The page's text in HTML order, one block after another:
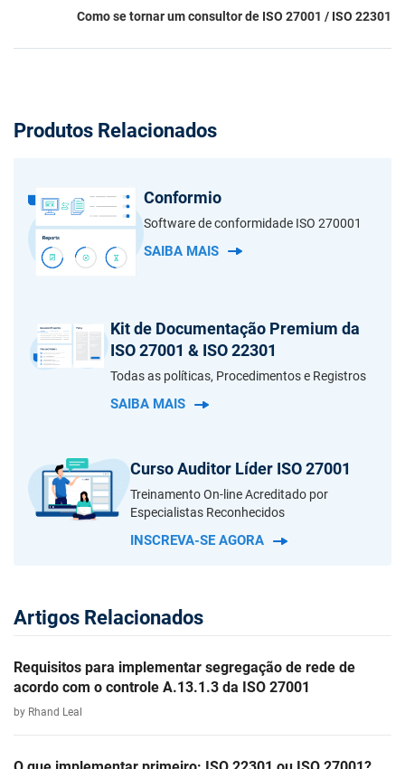
Como se tornar um consultor de ISO 27001 / ISO 22301
Produtos Relacionados
Conformio
Software de conformidade ISO 270001
SAIBA MAIS
Kit de Documentação Premium da
ISO 27001 & ISO 22301
Todas as políticas, Procedimentos e Registros
SAIBA MAIS
Curso Auditor Líder ISO 27001
Treinamento On-line Acreditado por
Especialistas Reconhecidos
INSCREVA-SE AGORA
Artigos Relacionados
Requisitos para implementar segregação de rede de
acordo com o controle A.13.1.3 da ISO 27001
by Rhand Leal